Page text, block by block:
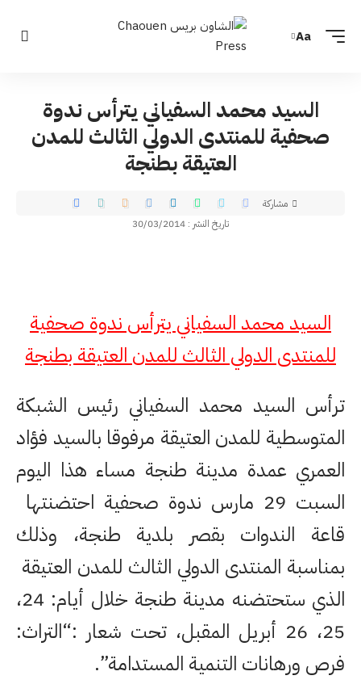
Aa
السيد محمد السفياني يترأس ندوة
صحفية للمنتدى الدولي الثالث للمدن
العتيقة بطنجة
تاريخ النشر : 30/03/2014
مشاركة
السيد محمد السفياني يترأس ندوة صحفية
للمنتدى الدولي الثالث للمدن العتيقة بطنجة
ترأس السيد محمد السفياني رئيس الشبكة
المتوسطية للمدن العتيقة مرفوقا بالسيد فؤاد
العمري عمدة مدينة طنجة مساء هذا اليوم
السبت 29 مارس ندوة صحفية احتضنتها
قاعة الندوات بقصر بلدية طنجة، وذلك
بمناسبة المنتدى الدولي الثالث للمدن العتيقة
الذي ستحتضنه مدينة طنجة خلال أيام: 24،
25، 26 أبريل المقبل، تحت شعار :
“التراث:
فرص ورهانات التنمية المستدامة”.